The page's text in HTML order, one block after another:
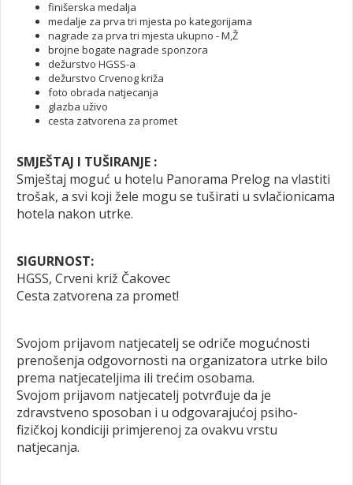
finišerska medalja
medalje za prva tri mjesta po kategorijama
nagrade za prva tri mjesta ukupno - M,Ž
brojne bogate nagrade sponzora
dežurstvo HGSS-a
dežurstvo Crvenog križa
foto obrada natjecanja
glazba uživo
cesta zatvorena za promet
SMJEŠTAJ I TUŠIRANJE :
Smještaj moguć u hotelu Panorama Prelog na vlastiti
trošak, a svi koji žele mogu se tuširati u svlačionicama
hotela nakon utrke.
SIGURNOST:
HGSS, Crveni križ Čakovec
Cesta zatvorena za promet!
Svojom prijavom natjecatelj se odriče mogućnosti
prenošenja odgovornosti na organizatora utrke bilo
prema natjecateljima ili trećim osobama.
Svojom prijavom natjecatelj potvrđuje da je
zdravstveno sposoban i u odgovarajućoj psiho-
fizičkoj kondiciji primjerenoj za ovakvu vrstu
natjecanja.